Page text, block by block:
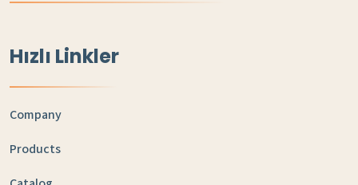
Hızlı Linkler
Company
Products